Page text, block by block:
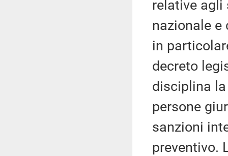
relative
nazionale e
in
decreto
disciplina
persone
sanzioni
preventivo.